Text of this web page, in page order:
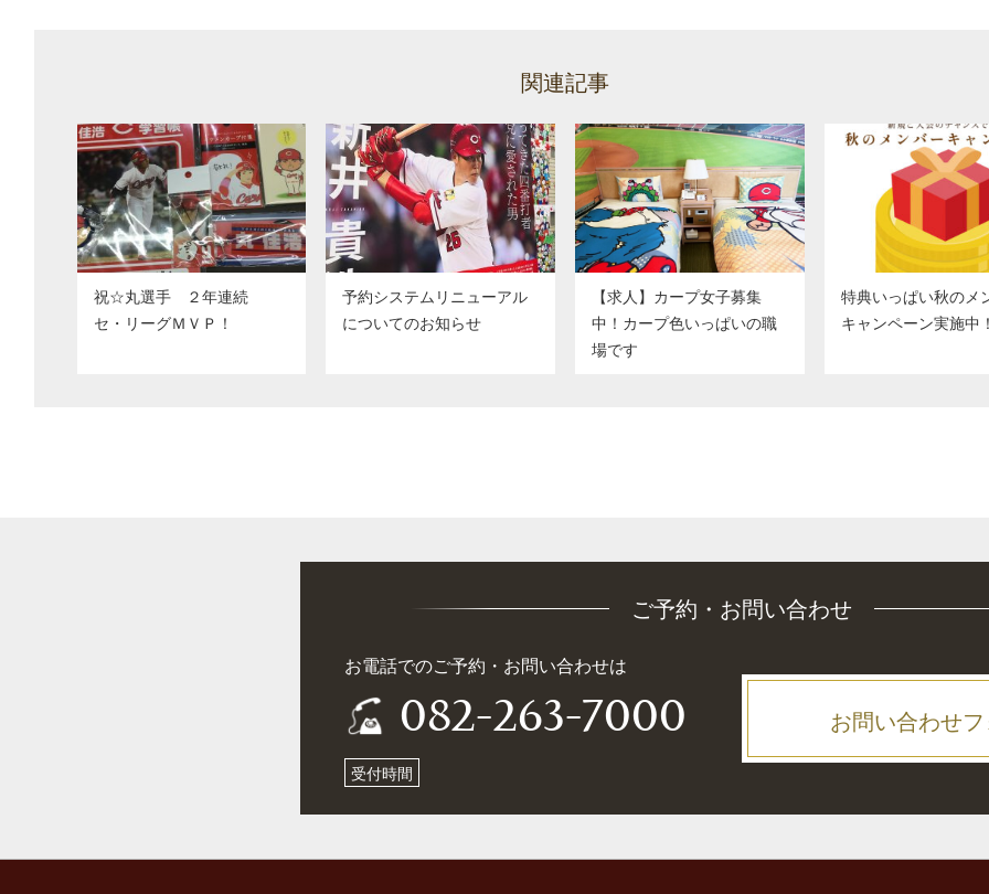
関連記事
祝☆丸選手 ２年連続
セ・リーグＭＶＰ！
予約システムリニューアル
についてのお知らせ
【求人】カープ女子募集
中！カープ色いっぱいの職
場です
特典いっぱい秋のメ
キャンペーン実施中
ご予約・お問い合わせ
お電話でのご予約・お問い合わせは
082-263-7000
受付時間
お問い合わせ